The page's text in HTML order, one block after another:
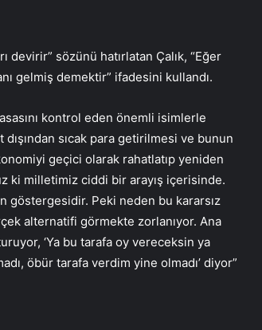
devirir” sözünü hatırlatan Çalık, “Eğer
gelmiş demektir” ifadesini kullandı.
kontrol eden önemli isimlerle
dışından sıcak para getirilmesi ve bunun
geçici olarak rahatlatıp yeniden
ki milletimiz ciddi bir arayış içerisinde.
göstergesidir. Peki neden bu kararsız
alternatifi görmekte zorlanıyor. Ana
‘Ya bu tarafa oy vereceksin ya
öbür tarafa verdim yine olmadı’ diyor”